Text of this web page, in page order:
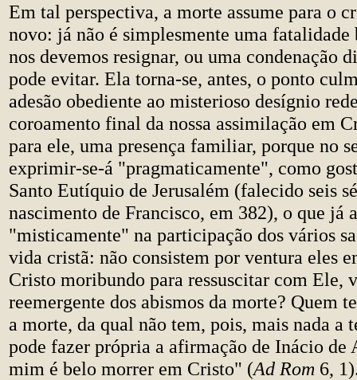
Em tal perspectiva, a morte assume para o
novo: já não é simplesmente uma
nos devemos resignar, ou uma condenação
pode evitar. Ela torna-se, antes, o ponto
adesão obediente ao misterioso desígnio
coroamento final da nossa assimilação em
para ele, uma presença familiar, porque no
exprimir-se-á "pragmaticamente", como
Santo Eutíquio de Jerusalém (falecido seis
nascimento de Francisco, em 382), o que já
"misticamente" na participação dos vários
vida cristã: não consistem por ventura eles
Cristo moribundo para ressuscitar com Ele,
reemergente dos abismos da morte? Quem
a morte, da qual não tem, pois, mais nada a
pode fazer própria a afirmação de Inácio de
mim é belo morrer em Cristo" (Ad Rom 6,